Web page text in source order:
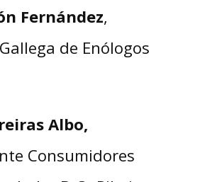
Fernández,
de Enólogos
Albo,
Consumidores